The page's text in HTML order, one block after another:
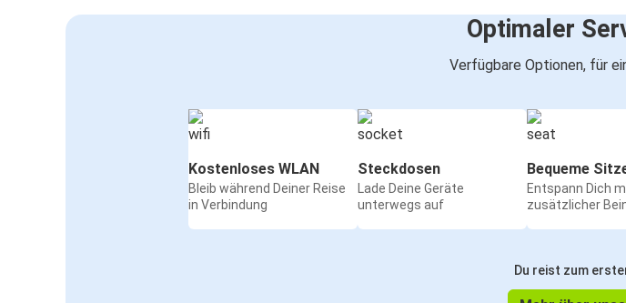
Optimaler
Verfügbare Optionen, für
Kostenloses WLAN
Bleib während Deiner Reise
in Verbindung
Steckdosen
Lade Deine Geräte
unterwegs auf
Bequeme
Entspann Dich
zusätzlicher
Du reist zum